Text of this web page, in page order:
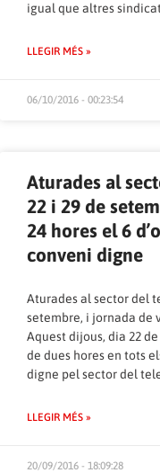
igual que altres
LLEGIR MÉS »
06/10/2016 - 00:23:54
Aturades al
22 i 29 de
24 hores el 6
conveni digne
Aturades al sector del
setembre, i jornada de
Aquest dijous, dia 22
de dues hores en tots
digne pel sector del
LLEGIR MÉS »
20/09/2016 - 18:09:28